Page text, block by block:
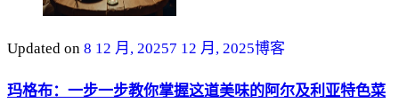
Updated on 8 12 月, 20257 12 月, 2025博客
玛格布：一步一步教你掌握这道美味的阿尔及利亚特色菜